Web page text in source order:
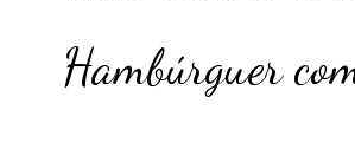
Hambúrguer